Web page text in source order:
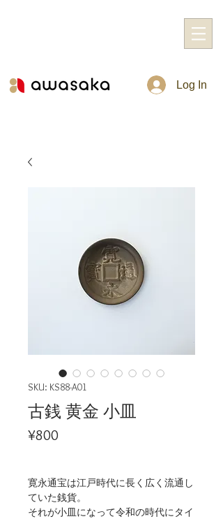
Log In
SKU: KS88-A01
古銭 黄金 小皿
¥800
寛永通宝は江戸時代に長く広く流通し
ていた銭貨。
それが小皿になって令和の時代にタイ